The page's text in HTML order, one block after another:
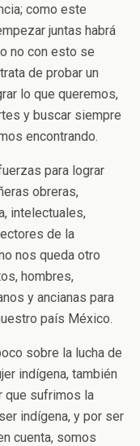
como este
juntas habrá
no con esto se
de probar un
lo que queremos,
y buscar siempre
encontrando.
para lograr
obreras,
intelectuales,
de la
nos queda otro
hombres,
y ancianas para
país México.
sobre la lucha de
indígena, también
que sufrimos la
indígena, y por ser
cuenta, somos